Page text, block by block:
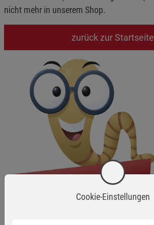
nicht mehr in unserem Shop.
zurück zur Startseite
Cookie-Einstellungen